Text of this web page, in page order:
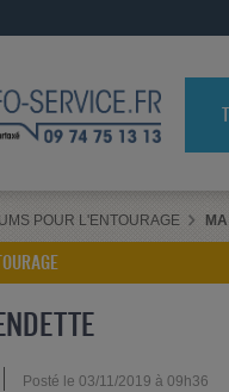
POUR L'ENTOURAGE
Posté le 03/11/2019 à 09h36